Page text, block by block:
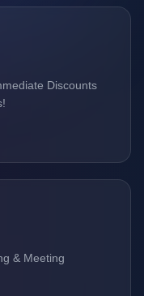
Discounts
& Meeting